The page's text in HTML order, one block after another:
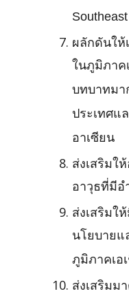
ผลักดันให้
ในภูมิภาค
บทบาทมา
ประเทศแ
อาเซียน
ส่งเสริมใ
อาวุธที่มีอ
ส่งเสริมใ
นโยบายแ
ภูมิภาคเอ
ส่งเสริมม